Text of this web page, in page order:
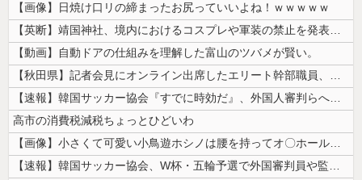
【画像】日焼け口リの締まったお尻っていいよね！ｗｗｗｗｗ
【英断】靖国神社、境内におけるコスプレや軍装の禁止を発表「厳粛で神聖な...
【動画】自動ドアの仕組みを理解した富山のツバメが賢い。
【秋田県】記者会見にオンライン出席したエリート幹部職員、バスローブ姿で...
【速報】韓国サッカー協会『すでに時効だ』、外国人審判らへ性的接待疑惑→...
高市の消費税減税ちょっとひどいわ
【画像】小さくて可愛い小鳥遊ホシノは腰を持ってオ〇ホールを使うかの様な...
【速報】韓国サッカー協会、W杯・五輪予選で外国審判員や監督官を性接待！...